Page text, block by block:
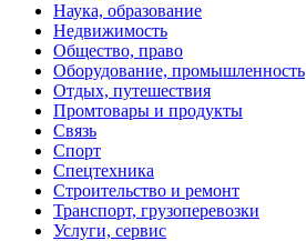
Наука, образование
Недвижимость
Общество, право
Оборудование, промышленность
Отдых, путешествия
Промтовары и продукты
Связь
Спорт
Спецтехника
Строительство и ремонт
Транспорт, грузоперевозки
Услуги, сервис